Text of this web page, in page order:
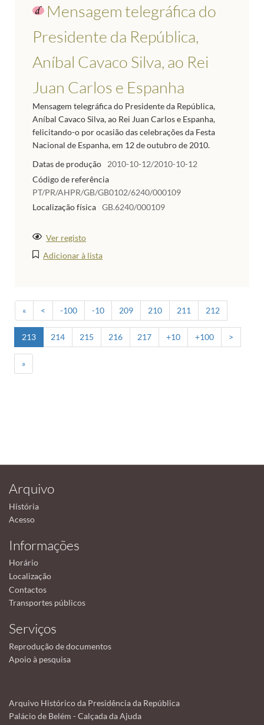
Mensagem telegráfica do
Presidente da República,
Aníbal Cavaco Silva, ao Rei
Juan Carlos e Espanha
Mensagem telegráfica do Presidente da República,
Aníbal Cavaco Silva, ao Rei Juan Carlos e Espanha,
felicitando-o por ocasião das celebrações da Festa
Nacional de Espanha, em 12 de outubro de 2010.
Datas de produção
2010-10-12/2010-10-12
Código de referência
PT/PR/AHPR/GB/GB0102/6240/000109
Localização física GB.6240/000109
Ver registo
Adicionar à lista
« < -100 -10 209 210 211 212
213 214 215 216 217 +10 +100 >
»
Arquivo
História
Acesso
Informações
Horário
Localização
Contactos
Transportes públicos
Serviços
Reprodução de documentos
Apoio à pesquisa
Arquivo Histórico da Presidência da República
Palácio de Belém - Calçada da Ajuda